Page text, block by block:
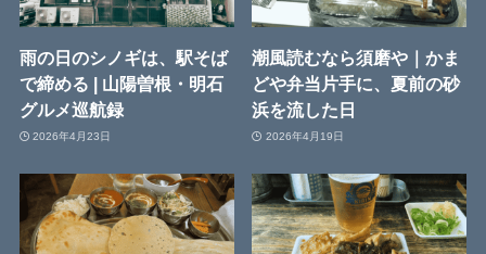
雨の日のシノギは、駅そば
で締める | 山陽曽根・明石
グルメ巡航録
2026年4月23日
潮風読むなら須磨や｜かま
どや弁当片手に、夏前の砂
浜を流した日
2026年4月19日